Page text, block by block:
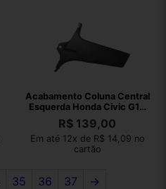
Acabamento Coluna Central
Esquerda Honda Civic G10
17/22
R$ 139,00
Em até 12x de R$ 14,09 no
cartão
35 36 37 →